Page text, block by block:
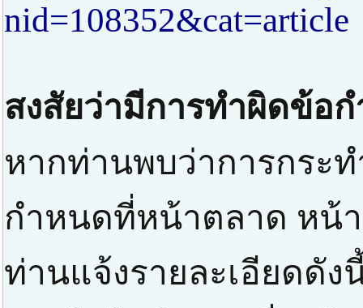
nid=108352&cat=article
สงสัยว่ามีการทำผิดข้อ
หากท่านพบว่าการกระ
กำหนดที่หน้าตลาด หน้
ท่านแจ้งรายละเอียดดัง